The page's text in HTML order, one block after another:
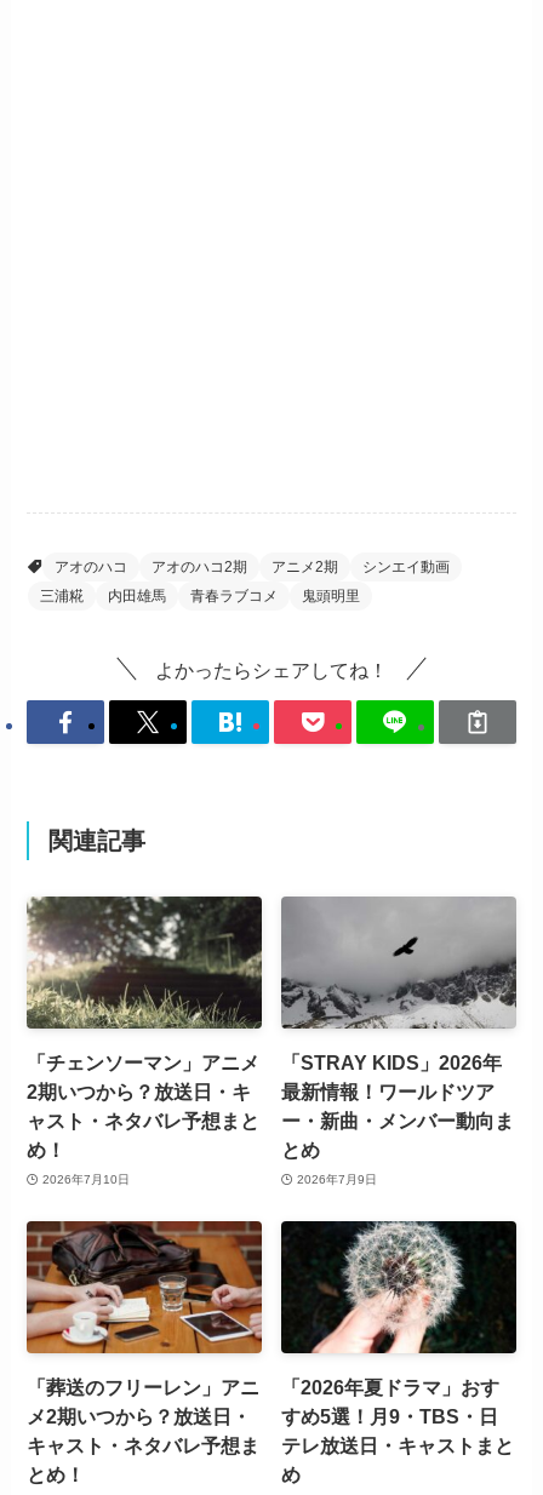
アオのハコ アオのハコ2期 アニメ2期
シンエイ動画
三浦糀
内田雄馬 青春ラブコメ 鬼頭明里
よかったらシェアしてね！
関連記事
「チェンソーマン」アニメ
2期いつから？放送日・キ
ャスト・ネタバレ予想まと
め！
2026年7月10日
「STRAY KIDS」2026年
最新情報！ワールドツア
ー・新曲・メンバー動向ま
とめ
2026年7月9日
「葬送のフリーレン」アニ
メ2期いつから？放送日・
キャスト・ネタバレ予想ま
とめ！
「2026年夏ドラマ」おす
すめ5選！月9・TBS・日
テレ放送日・キャストまと
め